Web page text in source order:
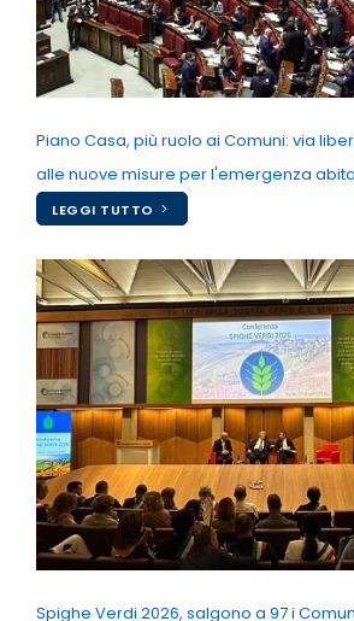
Piano Casa, più ruolo ai Comuni: via
alle nuove misure per l'emergenza
LEGGI TUTTO
Spighe Verdi 2026, salgono a 97 i